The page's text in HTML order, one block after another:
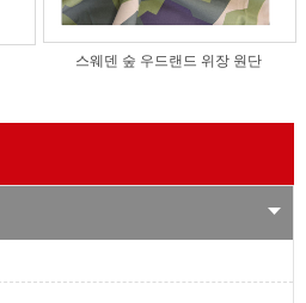
스웨덴 숲 우드랜드 위장 원단